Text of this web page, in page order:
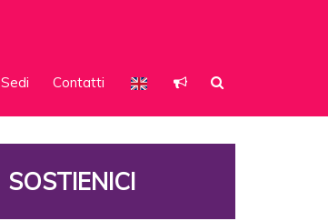
Sedi Contatti
SOSTIENICI